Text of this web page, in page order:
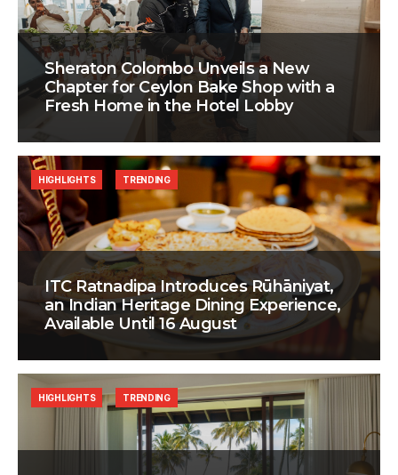
Sheraton Colombo Unveils a New
Chapter for Ceylon Bake Shop with a
Fresh Home in the Hotel Lobby
ITC Ratnadipa Introduces Rūhāniyat,
an Indian Heritage Dining Experience,
Available Until 16 August
HIGHLIGHTS TRENDING
HIGHLIGHTS TRENDING